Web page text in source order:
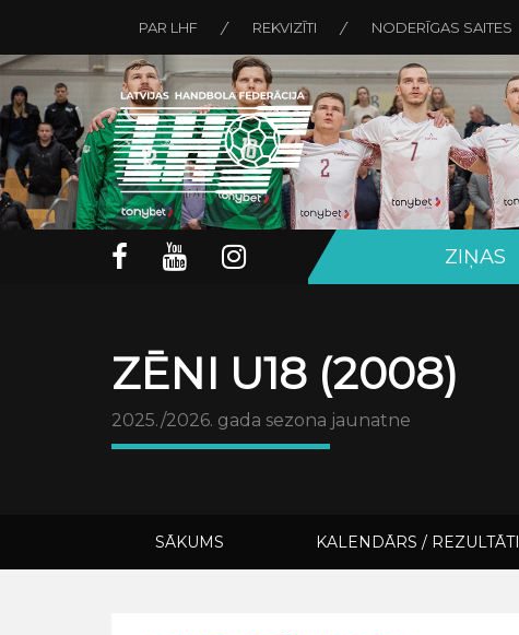
PAR LHF REKVIZĪTI NODERĪGAS SAITES
ZIŅAS
ZĒNI U18 (2008)
2025./2026. gada sezona jaunatne
SĀKUMS KALENDĀRS / REZULTĀTI